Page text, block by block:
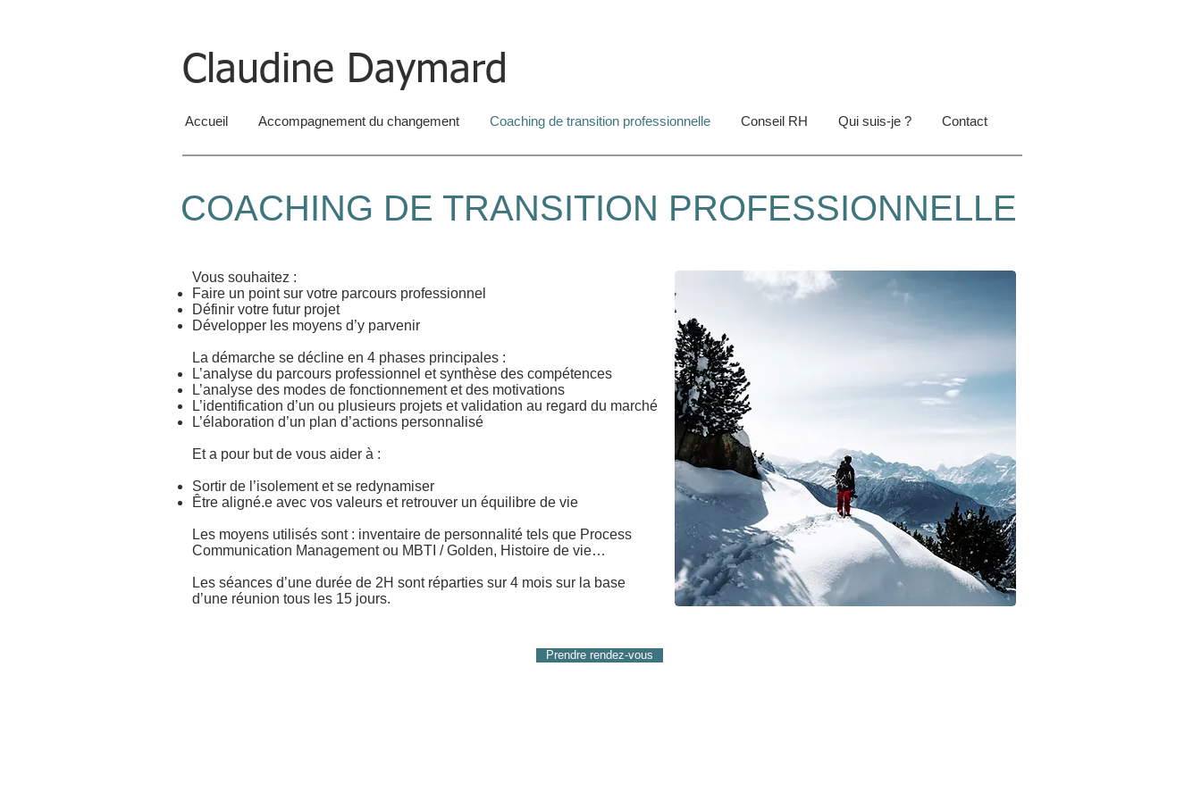
Claudine Daymard
Accueil Accompagnement du changement Coaching de transition professionnelle Conseil RH Qui suis-je ? Contact
COACHING DE TRANSITION PROFESSIONNELLE
Vous souhaitez :
Faire un point sur votre parcours professionnel
Définir votre futur projet
Développer les moyens d’y parvenir
La démarche se décline en 4 phases principales :
L’analyse du parcours professionnel et synthèse des compétences
L’analyse des modes de fonctionnement et des motivations
L’identification d’un ou plusieurs projets et validation au regard du marché
L’élaboration d’un plan d’actions personnalisé
Et a pour but de vous aider à :
Sortir de l’isolement et se redynamiser
Être aligné.e avec vos valeurs et retrouver un équilibre de vie
Les moyens utilisés sont : inventaire de personnalité tels que Process
Communication Management ou MBTI / Golden, Histoire de vie…
Les séances d’une durée de 2H sont réparties sur 4 mois sur la base
d’une réunion tous les 15 jours.​
Prendre rendez-vous